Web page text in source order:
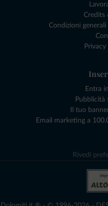
Credits
Condizioni
Entra
Pubblicità
Il tuo
Email marketing a
Rivedi